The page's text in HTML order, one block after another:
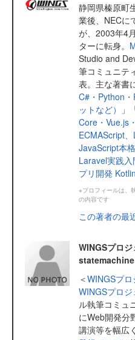
静岡県榛原町
業後、NECに
が、2003年4
ターに転身。
Studio and
筆コミュニテ
表。主な著書
C#・Python
ットなど）
」
Core・Vue.js
ECMAScript、
JavaScript本
Laravel実践入
プリ開発
※プロフィールは、
の内容です
この著者の最
WINGSプロジ
statemachine
＜WINGSプロ
WINGSプロジ
ル執筆コミュ
にWeb開発分
講演等を幅広